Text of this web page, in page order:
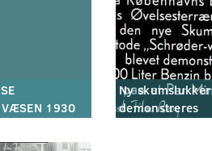
1930
Ny skumslukker
demonstreres